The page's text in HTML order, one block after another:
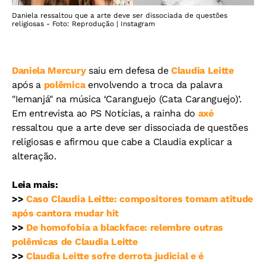
Daniela ressaltou que a arte deve ser dissociada de questões
religiosas - Foto: Reprodução | Instagram
Daniela Mercurysaiu em defesa deClaudia Leitte
após a polêmicaenvolvendo a troca da palavra
"Iemanjá" na música ‘Caranguejo (Cata Caranguejo)’.
Em entrevista ao PS Notícias, a rainha do axé
ressaltou que a arte deve ser dissociada de questões
religiosas e afirmou que cabe a Claudia explicar a
alteração.
Leia mais:
>>Caso Claudia Leitte: compositores tomam atitude
após cantora mudar hit
>> De homofobia a blackface: relembre outras
polêmicas de Claudia Leitte
>>Claudia Leitte sofre derrota judicial e é